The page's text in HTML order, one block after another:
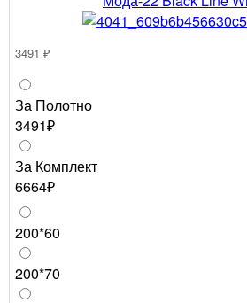
3491 ₽
За Полотно
3491₽
За Комплект
6664₽
200*60
200*70